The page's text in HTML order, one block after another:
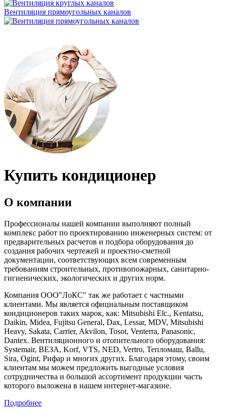
Вентиляция прямоугольных каналов
Купить кондиционер
О компании
Профессионалы нашей компании выполняют полный
комплекс работ по проектированию инженерных систем: от
предварительных расчетов и подбора оборудования до
создания рабочих чертежей и проектно-сметной
документации, соответствующих всем современным
требованиям строительных, противопожарных, санитарно-
гигиенических, экологических и других норм.
Компания ООО"ЛоКС" так же работает с частными
клиентами. Мы является официальным поставщиком
кондиционеров таких марок, как: Mitsubishi Elc., Kentatsu,
Daikin, Midea, Fujitsu General, Dax, Lessar, MDV, Mitsubishi
Heavy, Sakata, Carrier, Akvilon, Tosot, Venterra, Panasonic,
Dantex. Вентиляционного и отопительного оборудования:
Systemair, ВЕЗА, Korf, VTS, NED, Vertro, Тепломаш, Ballu,
Sira, Ogint, Рифар и многих других. Благодаря этому, своим
клиентам мы можем предложить выгодные условия
сотрудничества и большой ассортимент продукции часть
которого выложена в нашем интернет-магазине.
Подробнее